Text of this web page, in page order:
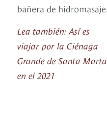
bañera de hidromasaje.
Lea también: Así es
viajar por la Ciénaga
Grande de Santa Marta
en el 2021